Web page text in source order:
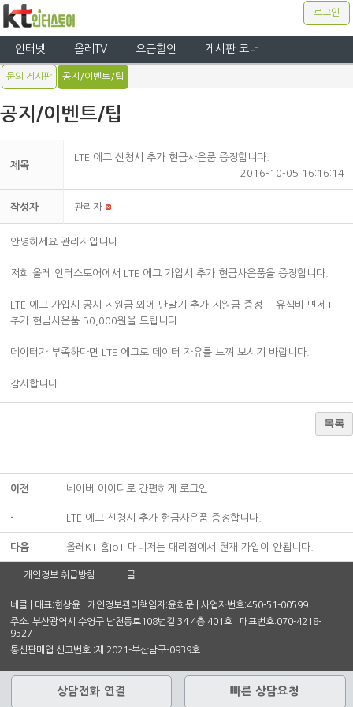
로그인
인터넷 올레TV 요금할인 게시판 코너
문의 게시판 공지/이벤트/팁
공지/이벤트/팁
제목
LTE 에그 신청시 추가 현금사은품 증정합니다.
2016-10-05 16:16:14
작성자 관리자
안녕하세요.관리자입니다.
저희 올레 인터스토어에서 LTE 에그 가입시 추가 현금사은품을 증정합니다.
LTE 에그 가입시 공시 지원금 외에 단말기 추가 지원금 증정 + 유심비 면제+
추가 현금사은품 50,000원을 드립니다.
데이터가 부족하다면 LTE 에그로 데이터 자유를 느껴 보시기 바랍니다.
감사합니다.
목록
이전 네이버 아이디로 간편하게 로그인
- LTE 에그 신청시 추가 현금사은품 증정합니다.
다음 올레KT 홈IoT 매니저는 대리점에서 현재 가입이 안됩니다.
개인정보 취급방침 글
네클 | 대표:한상윤 | 개인정보관리책임자:윤희문 | 사업자번호:450-51-00599
주소: 부산광역시 수영구 남천동로108번길 34 4층 401호 : 대표번호:070-4218-
9527
통신판매업 신고번호 :제 2021-부산남구-0939호
상담전화 연결 빠른 상담요청